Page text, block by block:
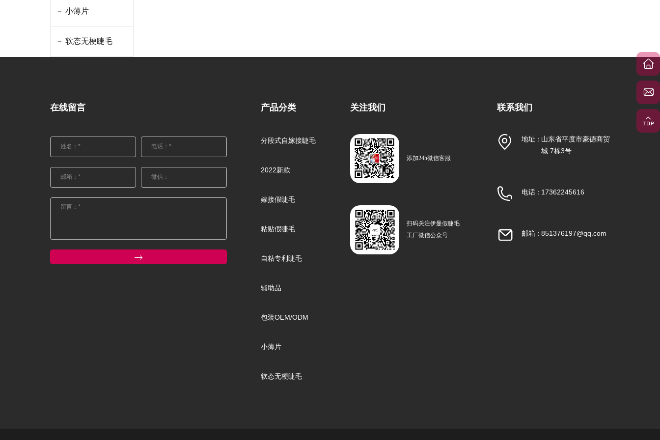
小薄片
软态无梗睫毛
在线留言 产品分类
分段式自嫁接睫毛
2022新款
嫁接假睫毛
粘贴假睫毛
自粘专利睫毛
辅助品
包装OEM/ODM
小薄片
软态无梗睫毛
关注我们
添加24h微信客服
扫码关注伊曼假睫毛
工厂微信公众号
联系我们
地址：山东省平度市豪德商贸
城 7栋3号
电话：17362245616
邮箱：851376197@qq.com